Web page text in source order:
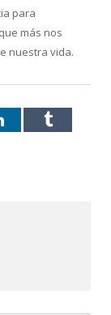
para
más nos
nuestra vida.
LinkedInTumblr